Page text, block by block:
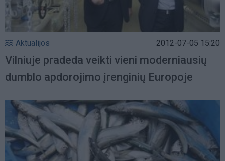
Aktualijos 2012-07-05 15:20
Vilniuje pradeda veikti vieni moderniausių
dumblo apdorojimo įrenginių Europoje